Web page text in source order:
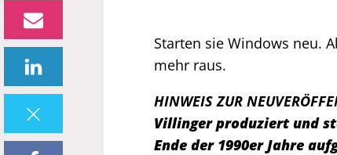
Starten sie Windows neu.
mehr raus.
HINWEIS ZUR
Villinger produziert und
Ende der 1990er Jahre